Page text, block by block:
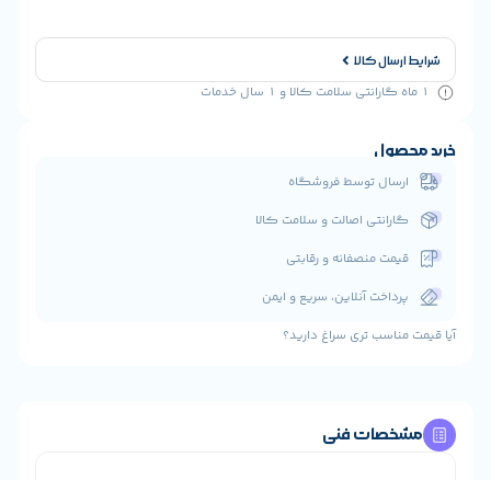
کالا
ارسال توسط فروشگاه
گارانتی اصالت و سلامت کالا
قیمت منصفانه و رقابتی
پرداخت آنلاین، سریع و ایمن
تری سراغ دارید؟
فنی